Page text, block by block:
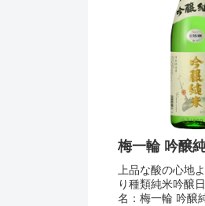
梅一輪 吟醸
上品な酸の心地
り種類純米吟醸
名：梅一輪 吟醸